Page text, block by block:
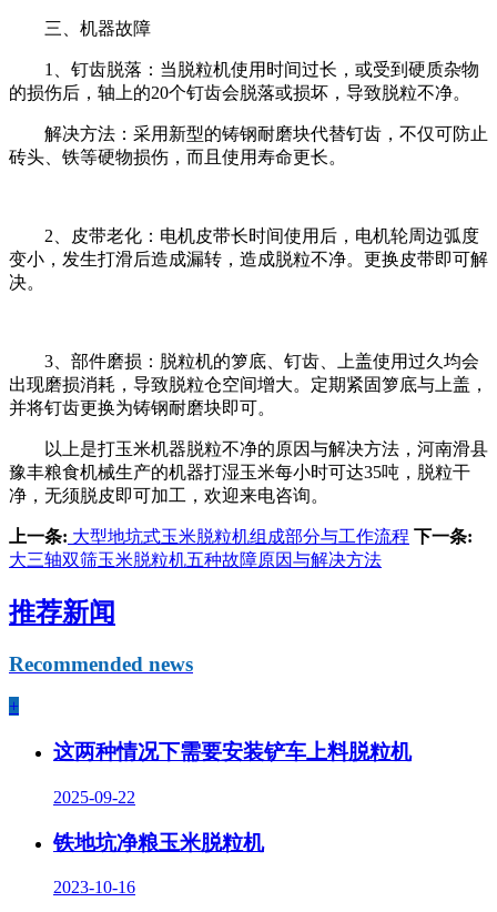
三、机器故障
1、钉齿脱落：当脱粒机使用时间过长，或受到硬质杂物
的损伤后，轴上的20个钉齿会脱落或损坏，导致脱粒不净。
解决方法：采用新型的铸钢耐磨块代替钉齿，不仅可防止
砖头、铁等硬物损伤，而且使用寿命更长。
2、皮带老化：电机皮带长时间使用后，电机轮周边弧度
变小，发生打滑后造成漏转，造成脱粒不净。更换皮带即可解
决。
3、部件磨损：脱粒机的箩底、钉齿、上盖使用过久均会
出现磨损消耗，导致脱粒仓空间增大。定期紧固箩底与上盖，
并将钉齿更换为铸钢耐磨块即可。
以上是打玉米机器脱粒不净的原因与解决方法，河南滑县
豫丰粮食机械生产的机器打湿玉米每小时可达35吨，脱粒干
净，无须脱皮即可加工，欢迎来电咨询。
上一条: 大型地坑式玉米脱粒机组成部分与工作流程 下一条:
大三轴双筛玉米脱粒机五种故障原因与解决方法
推荐新闻
Recommended news
+
这两种情况下需要安装铲车上料脱粒机
2025-09-22
铁地坑净粮玉米脱粒机
2023-10-16